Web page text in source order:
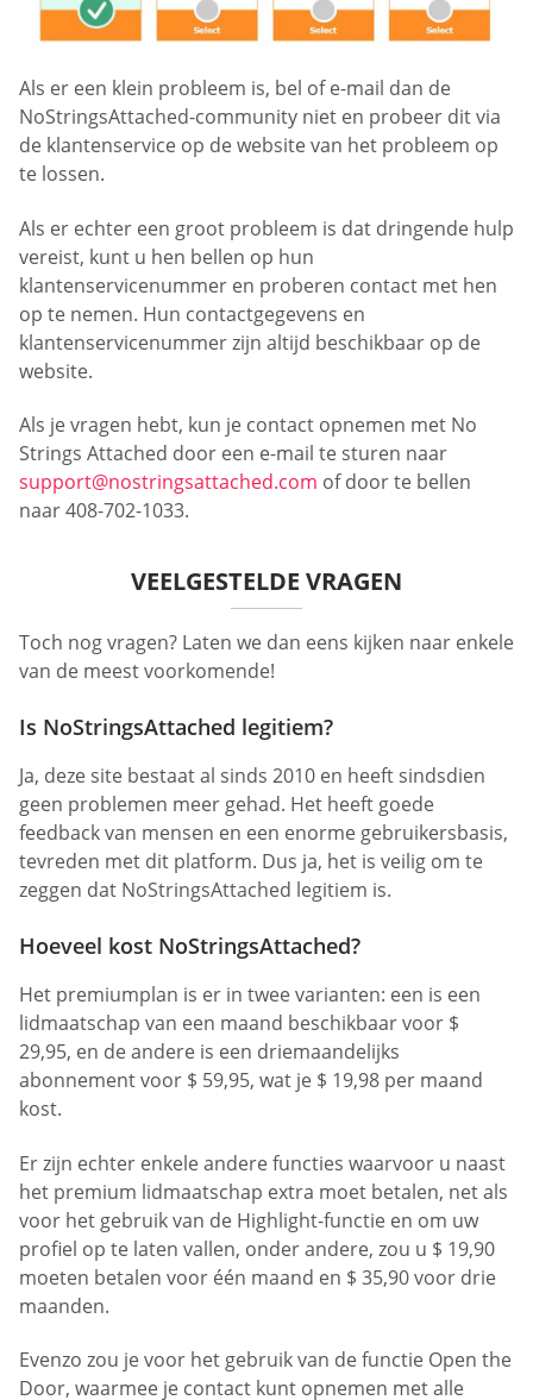
Als er een klein probleem is, bel of e-mail dan de
NoStringsAttached-community niet en probeer dit via
de klantenservice op de website van het probleem op
te lossen.
Als er echter een groot probleem is dat dringende hulp
vereist, kunt u hen bellen op hun
klantenservicenummer en proberen contact met hen
op te nemen. Hun contactgegevens en
klantenservicenummer zijn altijd beschikbaar op de
website.
Als je vragen hebt, kun je contact opnemen met No
Strings Attached door een e-mail te sturen naar
support@nostringsattached.com of door te bellen
naar 408-702-1033.
VEELGESTELDE VRAGEN
Toch nog vragen? Laten we dan eens kijken naar enkele
van de meest voorkomende!
Is NoStringsAttached legitiem?
Ja, deze site bestaat al sinds 2010 en heeft sindsdien
geen problemen meer gehad. Het heeft goede
feedback van mensen en een enorme gebruikersbasis,
tevreden met dit platform. Dus ja, het is veilig om te
zeggen dat NoStringsAttached legitiem is.
Hoeveel kost NoStringsAttached?
Het premiumplan is er in twee varianten: een is een
lidmaatschap van een maand beschikbaar voor $
29,95, en de andere is een driemaandelijks
abonnement voor $ 59,95, wat je $ 19,98 per maand
kost.
Er zijn echter enkele andere functies waarvoor u naast
het premium lidmaatschap extra moet betalen, net als
voor het gebruik van de Highlight-functie en om uw
profiel op te laten vallen, onder andere, zou u $ 19,90
moeten betalen voor één maand en $ 35,90 voor drie
maanden.
Evenzo zou je voor het gebruik van de functie Open the
Door, waarmee je contact kunt opnemen met alle